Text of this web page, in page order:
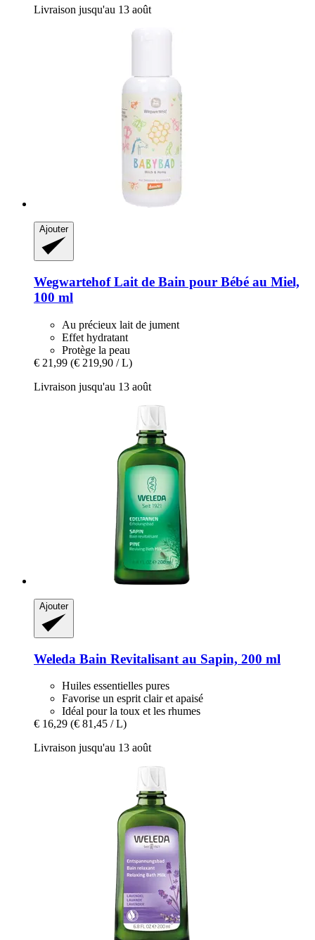
Livraison jusqu'au 13 août
Ajouter
WegwartehofLait de Bain pour Bébé au Miel,
100 ml
Au précieux lait de jument
Effet hydratant
Protège la peau
€ 21,99 (€ 219,90 / L)
Livraison jusqu'au 13 août
Ajouter
Weleda Bain Revitalisant au Sapin, 200 ml
Huiles essentielles pures
Favorise un esprit clair et apaisé
Idéal pour la toux et les rhumes
€ 16,29 (€ 81,45 / L)
Livraison jusqu'au 13 août